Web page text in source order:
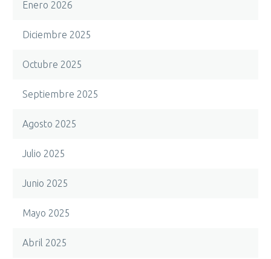
Enero 2026
Diciembre 2025
Octubre 2025
Septiembre 2025
Agosto 2025
Julio 2025
Junio 2025
Mayo 2025
Abril 2025